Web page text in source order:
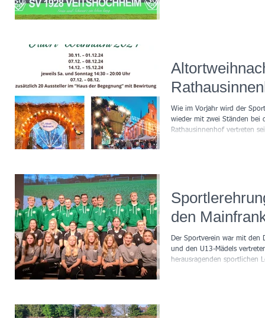
Wie im Vorjahr wird der
wieder mit zwei Ständen bei
Rathausinnenhof vertreten
den
Der Sportverein war mit den
und den U13-Mädels
herausragenden sportlichen